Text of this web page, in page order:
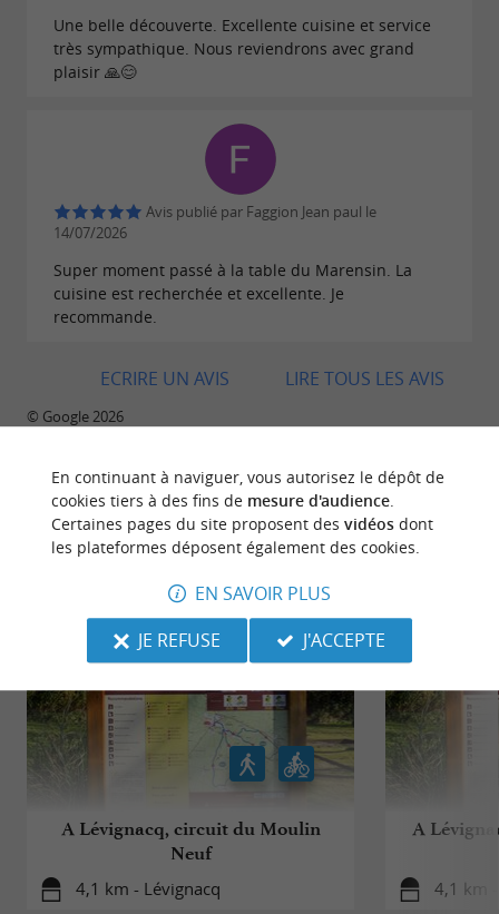
Une belle découverte. Excellente cuisine et service
très sympathique. Nous reviendrons avec grand
plaisir 🙏😊
Avis publié par Faggion Jean paul le
14/07/2026
Super moment passé à la table du Marensin. La
cuisine est recherchée et excellente. Je
recommande.
LIRE TOUS LES AVIS
ECRIRE UN AVIS
© Google 2026
BALADESÀ PROXIMITÉ
A Lévignacq, circuit du Moulin
Neuf
4,1 km - Lévignacq
A
4,1 km
En continuant à naviguer, vous autorisez le dépôt de
cookies tiers à des fins de mesure d'audience.
Certaines pages du site proposent des vidéosdont
les plateformes déposent également des cookies.
EN SAVOIR PLUS
JE REFUSE
J'ACCEPTE